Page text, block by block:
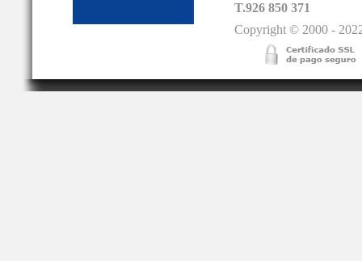
T.926 850 371
Copyright © 2000 -